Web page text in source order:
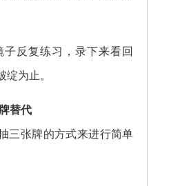
子反复练习，录下来看回
为止。
替代
三张牌的方式来进行简单